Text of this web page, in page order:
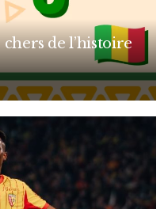
de l’histoire